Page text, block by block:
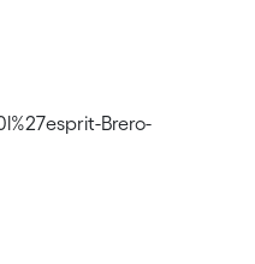
Brero-